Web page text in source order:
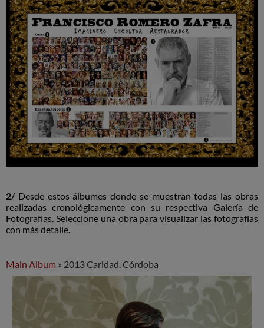
2/ Desde estos álbumes donde se muestran todas las obras
realizadas cronológicamente con su respectiva Galería de
Fotografías. Seleccione una obra para visualizar las fotografías
con más detalle.
Main Album » 2013 Caridad. Córdoba